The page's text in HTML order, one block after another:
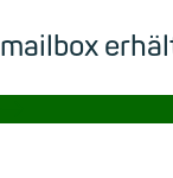
mailbox